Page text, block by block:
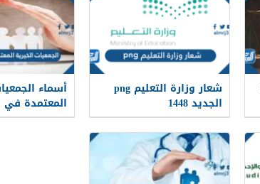
شعار وزارة التعليم png
الجديد 1448
أسماء
المعتمدة
2026/1448